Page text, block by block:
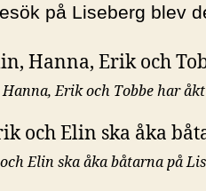
på Liseberg blev
Erik och Tobbe har
Elin ska åka båtarna på